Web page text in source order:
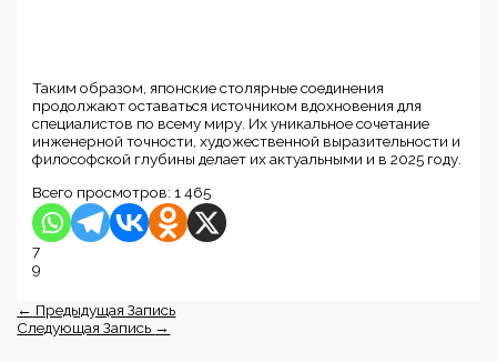
Таким образом, японские столярные соединения
продолжают оставаться источником вдохновения для
специалистов по всему миру. Их уникальное сочетание
инженерной точности, художественной выразительности и
философской глубины делает их актуальными и в 2025 году.
Всего просмотров: 1 465
7
9
← Предыдущая Запись
Следующая Запись →